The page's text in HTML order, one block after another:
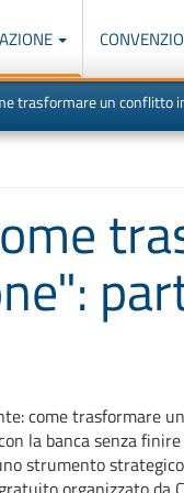
trasformare un conflitto
come trasformare
la banca senza
strumento